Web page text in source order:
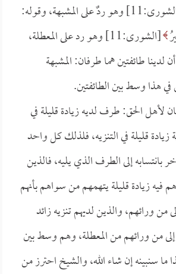
وهو ردٌ على المشبهة، وقوله:
[الشورى:11] وهو رد على المعطلة،
لدينا طائفتين هما طرفان: المشبهة
هذا وسط بين الطائفتين.
لأهل الحق: طرف لديه زيادة قليلة في
قليلة في التنزيه، فلذلك كل واحد
بانتسابه إلى الطرف الذي يليه، فالذين
زيادة قليلة يتهمهم من سواهم بأنهم
من ورائهم، والذين لديهم تنزيه زائد
من ورائهم من المعطلة، وهم وسط بين
ما سنبينه إن شاء الله، والشيخ احترز من